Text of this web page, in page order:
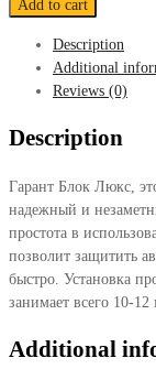
Люкс
Volkswagen
V
2009
quantity
Add to cart
Description
Additional
Reviews (0)
Description
Гарант Блок Люкс,
надежный и
простота в
позволит защитить
быстро. Установка
занимает всего 10-12
Additional